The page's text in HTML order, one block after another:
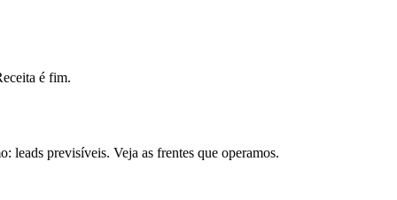
é fim.
leads previsíveis. Veja as frentes que operamos.